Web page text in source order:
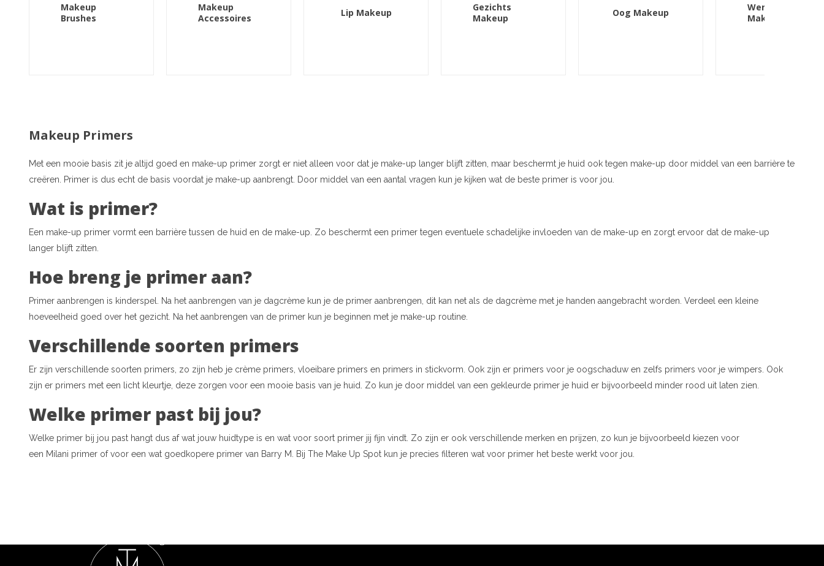
Makeup
Brushes
Makeup
Accessoires
Lip Makeup
Gezichts
Makeup
Oog Makeup
Wenkbrauw
Makeup
Makeup Primers
Met een mooie basis zit je altijd goed en make-up primer zorgt er niet alleen voor dat je make-up langer blijft zitten, maar beschermt je huid ook tegen make-up door middel van een barrière te
creëren. Primer is dus echt de basis voordat je make-up aanbrengt. Door middel van een aantal vragen kun je kijken wat de beste primer is voor jou.
Wat is primer?
Een make-up primer vormt een barrière tussen de huid en de make-up. Zo beschermt een primer tegen eventuele schadelijke invloeden van de make-up en zorgt ervoor dat de make-up
langer blijft zitten.
Hoe breng je primer aan?
Primer aanbrengen is kinderspel. Na het aanbrengen van je dagcrème kun je de primer aanbrengen, dit kan net als de dagcrème met je handen aangebracht worden. Verdeel een kleine
hoeveelheid goed over het gezicht. Na het aanbrengen van de primer kun je beginnen met je make-up routine.
Verschillende soorten primers
Er zijn verschillende soorten primers, zo zijn heb je crème primers, vloeibare primers en primers in stickvorm. Ook zijn er primers voor je oogschaduw en zelfs primers voor je wimpers. Ook
zijn er primers met een licht kleurtje, deze zorgen voor een mooie basis van je huid. Zo kun je door middel van een gekleurde primer je huid er bijvoorbeeld minder rood uit laten zien.
Welke primer past bij jou?
Welke primer bij jou past hangt dus af wat jouw huidtype is en wat voor soort primer jij fijn vindt. Zo zijn er ook verschillende merken en prijzen, zo kun je bijvoorbeeld kiezen voor
een Milani primer of voor een wat goedkopere primer van Barry M. Bij The Make Up Spot kun je precies filteren wat voor primer het beste werkt voor jou.